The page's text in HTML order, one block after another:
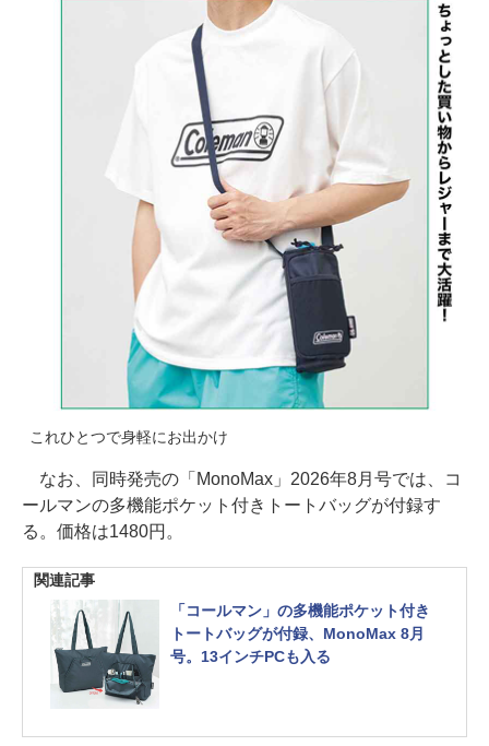
これひとつで身軽にお出かけ
なお、同時発売の「MonoMax」2026年8月号では、コ
ールマンの多機能ポケット付きトートバッグが付録す
る。価格は1480円。
関連記事
「コールマン」の多機能ポケット付き
トートバッグが付録、MonoMax 8月
号。13インチPCも入る